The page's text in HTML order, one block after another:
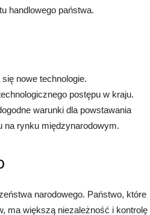
handlowego państwa.
nowe technologie.
postępu w kraju.
warunki dla powstawania
na rynku międzynarodowym.
narodowego. Państwo, które
ma większą niezależność i kontrolę